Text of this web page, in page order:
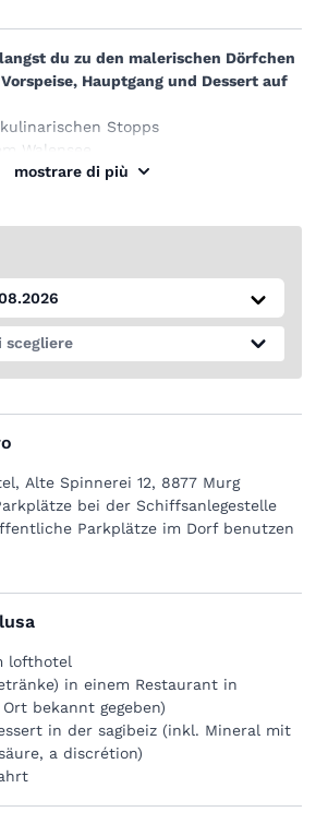
du zu den malerischen Dörfchen
Hauptgang und Dessert auf
Stopps
Walensee
Churfirsten-Bergkette
dem
das autofreie
. Inmitten von Palmen, Kiwis und
deine
auf die andere Seeseite. In Murg
HauptgangundDessertauf dich.
bis 2,5 Stunden, flach oder mit
leicht bis mittel (frei wählbar)
mostrare di più
scegliere
, Alte Spinnerei 12, 8877 Murg
bei der Schiffsanlegestelle
Parkplätze im Dorf benutzen
lofthotel
in einem Restaurant in
bekannt gegeben)
in der sagibeiz (inkl. Mineral mit
a discrétion)